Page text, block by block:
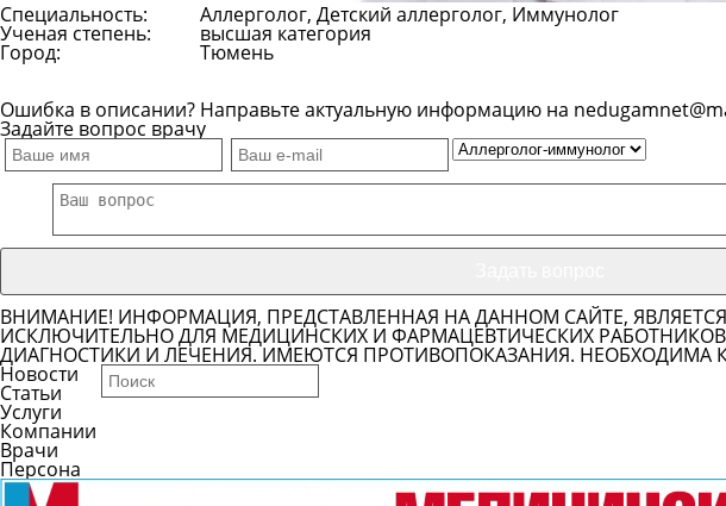
Специальность: Аллерголог, Детский аллерголог, Иммунолог
Ученая степень: высшая категория
Город: Тюмень
Ошибка в описании? Направьте актуальную информацию на
Задайте вопрос врачу
ВНИМАНИЕ! ИНФОРМАЦИЯ, ПРЕДСТАВЛЕННАЯ НА ДАННОМ САЙТЕ,
ИСКЛЮЧИТЕЛЬНО ДЛЯ МЕДИЦИНСКИХ И ФАРМАЦЕВТИЧЕСКИХ
ДИАГНОСТИКИ И ЛЕЧЕНИЯ. ИМЕЮТСЯ ПРОТИВОПОКАЗАНИЯ. НЕОБХОДИМА
Новости
Статьи
Услуги
Компании
Врачи
Персона